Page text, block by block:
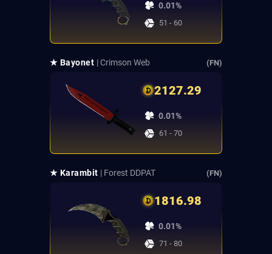
0.01%
51 - 60
★ Bayonet | Crimson Web (FN)
2127.29
0.01%
61 - 70
★ Karambit | Forest DDPAT (FN)
1816.98
0.01%
71 - 80